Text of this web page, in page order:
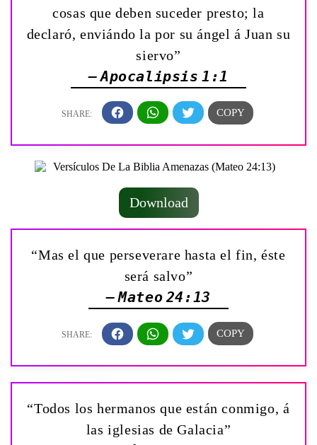
cosas que deben suceder presto; la
declaró, enviándo la por su ángel á Juan su
siervo”
— Apocalipsis 1:1
Download
“Mas el que perseverare hasta el fin, éste
será salvo”
— Mateo 24:13
“Todos los hermanos que están conmigo, á
las iglesias de Galacia”